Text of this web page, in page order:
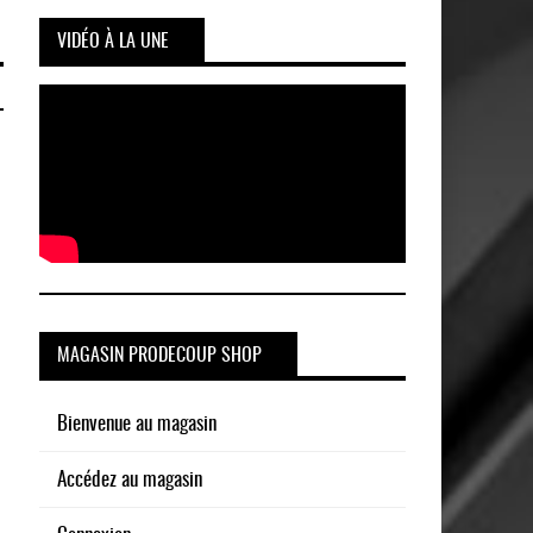
VIDÉO À LA UNE
MAGASIN PRODECOUP SHOP
Bienvenue au magasin
Accédez au magasin